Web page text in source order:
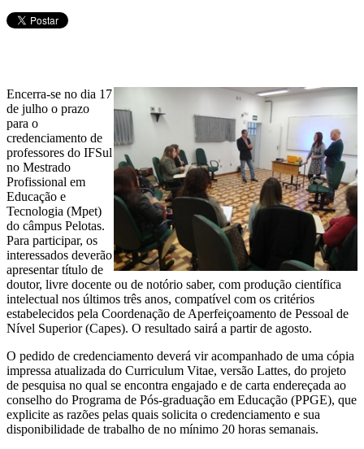
Encerra-se no dia 17
de julho o prazo
para o
credenciamento de
professores do IFSul
no Mestrado
Profissional em
Educação e
Tecnologia (Mpet)
do câmpus Pelotas.
Para participar, os
interessados deverão
apresentar título de
doutor, livre docente ou de notório saber, com produção científica
intelectual nos últimos três anos, compatível com os critérios
estabelecidos pela Coordenação de Aperfeiçoamento de Pessoal de
Nível Superior (Capes). O resultado sairá a partir de agosto.
O pedido de credenciamento deverá vir acompanhado de uma cópia
impressa atualizada do Curriculum Vitae, versão Lattes, do projeto
de pesquisa no qual se encontra engajado e de carta endereçada ao
conselho do Programa de Pós-graduação em Educação (PPGE), que
explicite as razões pelas quais solicita o credenciamento e sua
disponibilidade de trabalho de no mínimo 20 horas semanais.